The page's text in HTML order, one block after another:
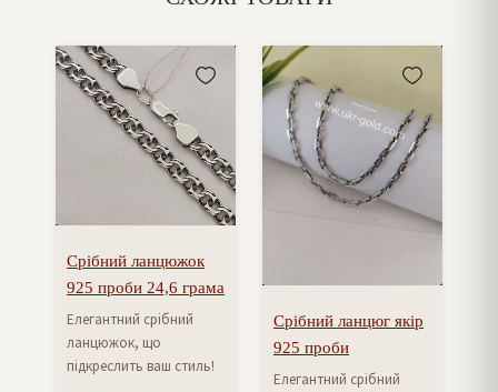
Срібний ланцюжок
925 проби 24,6 грама
Елегантний срібний
ланцюжок, що
підкреслить ваш стиль!
Срібний ланцюг якір
925 проби
Елегантний срібний